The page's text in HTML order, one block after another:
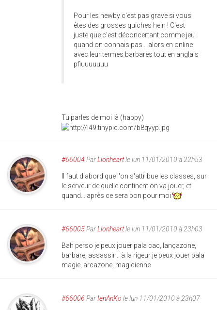
Pour les newby c'est pas grave si vous
êtes des grosses quiches hein ! C'est
juste que c'est déconcertant comme jeu
quand on connais pas... alors en online
avec leur termes barbares tout en anglais
pfiuuuuuuu
Tu parles de moi là (happy)
#66004 ParLionheartle lun 11/01/2010 à 22h53
Il faut d'abord que l'on s'attribue les classes, sur
le serveur de quelle continent on va jouer, et
quand... après ce sera bon pour moi
#66005ParLionheartle lun 11/01/2010 à 23h03
Bah perso je peux jouer pala cac, lançazone,
barbare, assassin.. à la rigeur je peux jouer pala
magie, arcazone, magicienne
#66006 Par IenAnKo le lun 11/01/2010 à 23h07